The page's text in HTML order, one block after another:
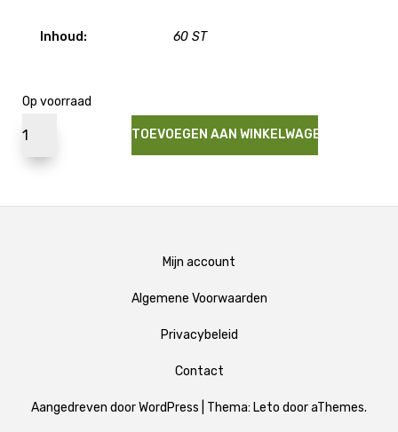
Inhoud: 60 ST
Op voorraad
TOEVOEGEN AAN WINKELWAGEN
Mijn account
Algemene Voorwaarden
Privacybeleid
Contact
Aangedreven door WordPress Thema: Leto door aThemes.